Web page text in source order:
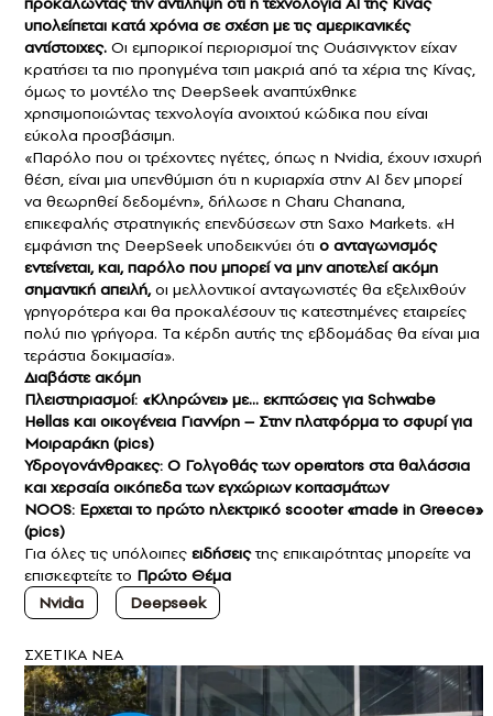
υπολείπεται κατά χρόνια σε σχέση με τις αμερικανικές
αντίστοιχες. Οι εμπορικοί περιορισμοί της Ουάσινγκτον είχαν
κρατήσει τα πιο προηγμένα τσιπ μακριά από τα χέρια της Κίνας,
όμως το μοντέλο της DeepSeek αναπτύχθηκε
χρησιμοποιώντας τεχνολογία ανοιχτού κώδικα που είναι
εύκολα προσβάσιμη.
«Παρόλο που οι τρέχοντες ηγέτες, όπως η Nvidia, έχουν ισχυρή
θέση, είναι μια υπενθύμιση ότι η κυριαρχία στην AI δεν μπορεί
να θεωρηθεί δεδομένη», δήλωσε η Charu Chanana,
επικεφαλής στρατηγικής επενδύσεων στη Saxo Markets. «Η
εμφάνιση της DeepSeek υποδεικνύει ότι ο ανταγωνισμός
εντείνεται, και, παρόλο που μπορεί να μην αποτελεί ακόμη
σημαντική απειλή,οι μελλοντικοί ανταγωνιστές θα εξελιχθούν
γρηγορότερα και θα προκαλέσουν τις κατεστημένες εταιρείες
πολύ πιο γρήγορα. Τα κέρδη αυτής της εβδομάδας θα είναι μια
τεράστια δοκιμασία».
Διαβάστε ακόμη
Πλειστηριασμοί: «Κληρώνει» με… εκπτώσεις για Schwabe
Hellas και οικογένεια Γιαννίρη – Στην πλατφόρμα το σφυρί για
Μοιραράκη (pics)
Υδρογονάνθρακες: Ο Γολγοθάς των operators στα θαλάσσια
και χερσαία οικόπεδα των εγχώριων κοιτασμάτων
NOOS: Ερχεται το πρώτο ηλεκτρικό scooter «made in Greece»
(pics)
Για όλες τις υπόλοιπες ειδήσεις της επικαιρότητας μπορείτε να
επισκεφτείτε το Πρώτο Θέμα
Nvidia
Deepseek
ΣXETIKA NEA